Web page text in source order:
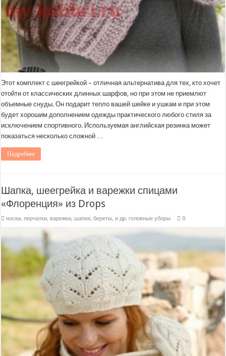
Этот комплект с шеегрейкой – отличная альтернатива для тех, кто хочет
отойти от классических длинных шарфов, но при этом не приемлют
объемные снуды. Он подарит тепло вашей шейке и ушкам и при этом
будет хорошим дополнением одежды практического любого стиля за
исключением спортивного. Используемая английская резинка может
показаться несколько сложной …
Подробнее
Шапка, шеегрейка и варежки спицами
«Флоренция» из Drops
носки, перчатки, варежки,шапки, береты, и др. головные уборы 0